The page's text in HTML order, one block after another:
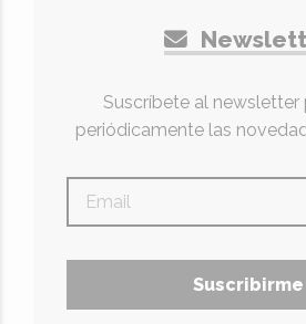
Suscríbete al newsletter
periódicamente las
Suscribirme